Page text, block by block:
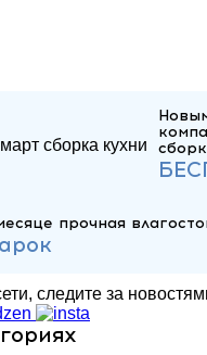
прочная
следите за